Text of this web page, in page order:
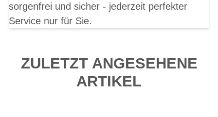
sorgenfrei und sicher - jederzeit perfekter
Service nur für Sie.
ZULETZT ANGESEHENE
ARTIKEL